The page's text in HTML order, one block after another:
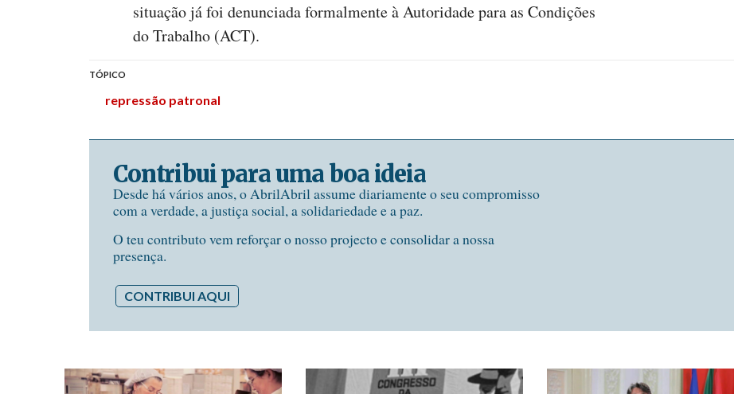
situação já foi denunciada formalmente à Autoridade para as Condições
do Trabalho (ACT).
TÓPICO
repressão patronal
Contribui para uma boa ideia
Desde há vários anos, o AbrilAbril assume diariamente o seu compromisso
com a verdade, a justiça social, a solidariedade e a paz.
O teu contributo vem reforçar o nosso projecto e consolidar a nossa
presença.
CONTRIBUI AQUI